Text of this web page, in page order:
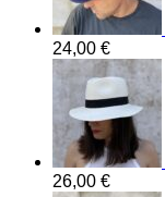
24,00 €
26,00 €